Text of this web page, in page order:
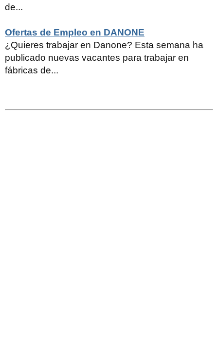
de...
Ofertas de Empleo en DANONE
¿Quieres trabajar en Danone? Esta semana ha
publicado nuevas vacantes para trabajar en
fábricas de...